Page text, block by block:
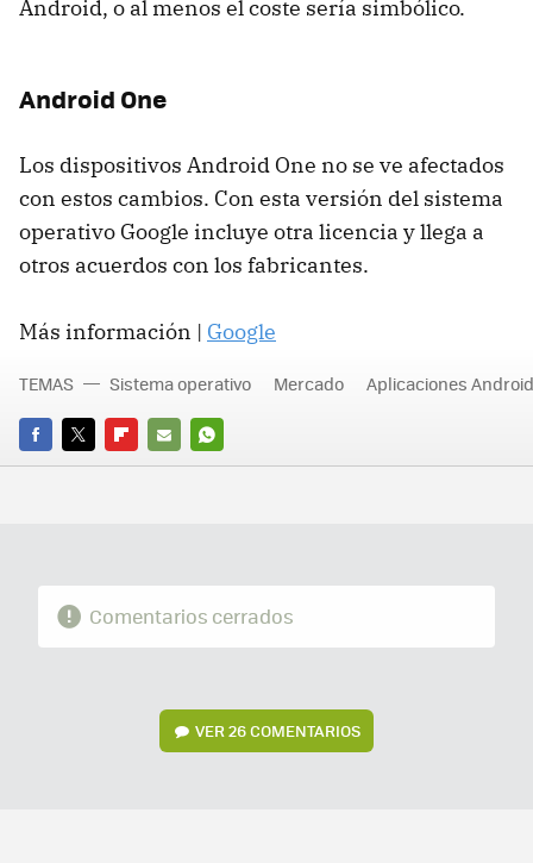
Android, o al menos el coste sería simbólico.
Android One
Los dispositivos Android One no se ve afectados
con estos cambios. Con esta versión del sistema
operativo Google incluye otra licencia y llega a
otros acuerdos con los fabricantes.
Más información | Google
FACEBOOK
TWITTERFLIPBOARD
E-
WHATSAPP
TEMAS Sistema operativo Mercado Aplicaciones Android
Comentarios cerrados
VER26 COMENTARIOS